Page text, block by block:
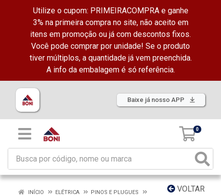
Utilize o cupom: PRIMEIRACOMPRA e ganhe
3% na primeira compra no site, não aceito em
itens em promoção ou já com descontos fixos.
Você pode comprar por unidade! Se o produto
tiver múltiplos, a quantidade já vem preenchida.
A info da embalagem é só referência.
Baixe já nosso APP
0
VOLTAR
INÍCIO ELÉTRICA
PINOS E PLUGUES